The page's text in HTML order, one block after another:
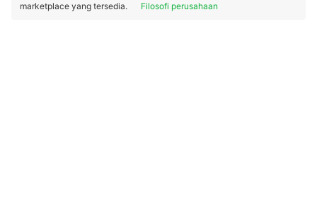
marketplace yang tersedia.
Filosofi perusahaan